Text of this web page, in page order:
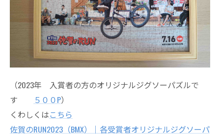
（2023年 入賞者の方のオリジナルジグソーパズルで
す
５００P）
くわしくはこちら
佐賀のRUN2023（BMX）｜各受賞者オリジナルジグソーパ